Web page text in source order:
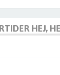
HEJ,